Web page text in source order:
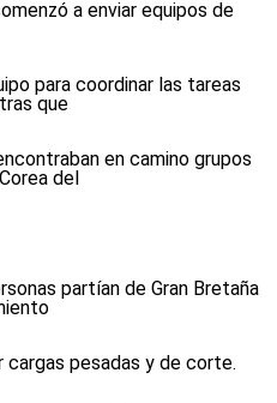
a enviar equipos de
para coordinar las tareas
que
en camino grupos
del
partían de Gran Bretaña
cargas pesadas y de corte.